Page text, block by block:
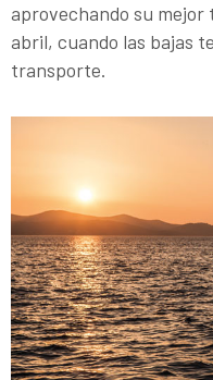
aprovechando su mejor
abril, cuando las bajas
transporte.